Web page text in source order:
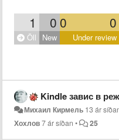
1 0 0 0
Öll New Under review
Kindle завис в
Михаил Кирмель 13 ár
Хохлов7 ár síðan • 25